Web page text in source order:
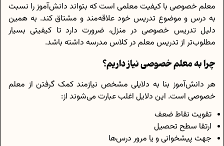
معلم خصوصی با کیفیت معلمی است که بتواند دانش‌آموز را نسبت
به درس و موضوع تدریس خود علاقه‌مند و مشتاق کند. به همین
دلیل تدریس خصوصی در منزل، ضرورت دارد تا کیفیتی بسیار
مطلوب‌تر از تدریس معلم در کلاس مدرسه داشته باشد.
چرا به معلم خصوصی نیاز داریم؟
هر دانش‌آموز بنا به دلایلی مشخص نیازمند کمک گرفتن از معلم
خصوصی است. این دلایل اغلب عبارت می‌شوند از:
تقویت نقاط ضعف
ارتقا سطح تحصیل
جهت پیشخوانی و یا مرور درس‌ها